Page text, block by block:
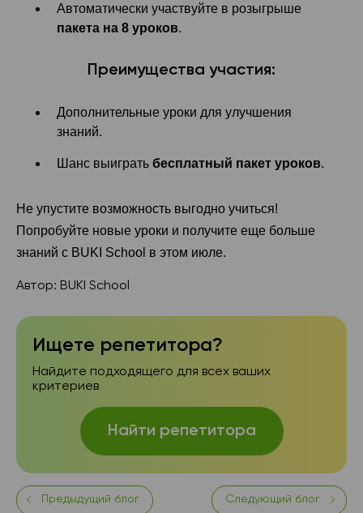
Автоматически участвуйте в розыгрыше
пакета на 8 уроков.
Преимущества участия:
Дополнительные уроки для улучшения
знаний.
Шанс выиграть бесплатный пакет уроков.
Не упустите возможность выгодно учиться!
Попробуйте новые уроки и получите еще больше
знаний с BUKI School в этом июле.
Автор: BUKI School
Ищете репетитора?
Найдите подходящего для всех ваших
критериев
Найти репетитора
Предыдущий блог Следующий блог